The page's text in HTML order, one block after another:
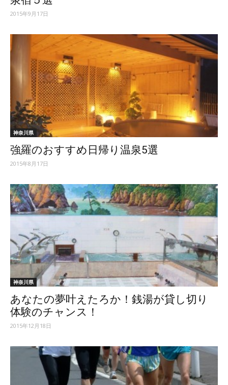
2015年9月17日
神奈川県
強羅のおすすめ日帰り温泉5選
2015年8月17日
神奈川県
あなたの夢叶えたろか！銭湯が貸し切り
体験のチャンス！
2015年12月18日